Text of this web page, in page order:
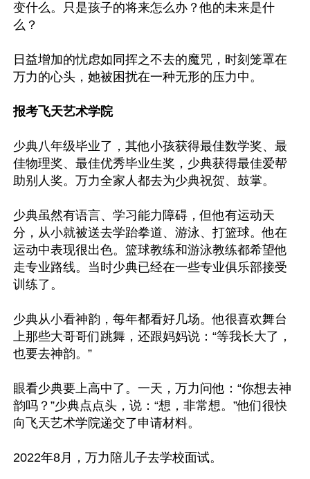
变什么。只是孩子的将来怎么办？他的未来是什
么？
日益增加的忧虑如同挥之不去的魔咒，时刻笼罩在
万力的心头，她被困扰在一种无形的压力中。
报考飞天艺术学院
少典八年级毕业了，其他小孩获得最佳数学奖、最
佳物理奖、最佳优秀毕业生奖，少典获得最佳爱帮
助别人奖。万力全家人都去为少典祝贺、鼓掌。
少典虽然有语言、学习能力障碍，但他有运动天
分，从小就被送去学跆拳道、游泳、打篮球。他在
运动中表现很出色。篮球教练和游泳教练都希望他
走专业路线。当时少典已经在一些专业俱乐部接受
训练了。
少典从小看神韵，每年都看好几场。他很喜欢舞台
上那些大哥哥们跳舞，还跟妈妈说：“等我长大了，
也要去神韵。”
眼看少典要上高中了。一天，万力问他：“你想去神
韵吗？”少典点点头，说：“想，非常想。”他们很快
向飞天艺术学院递交了申请材料。
2022年8月，万力陪儿子去学校面试。